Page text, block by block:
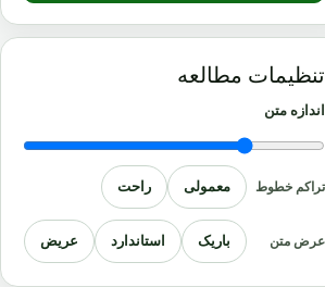
تنظیمات مطالعه
اندازه متن
تراکم خطوط معمولی راحت
باریک استاندارد